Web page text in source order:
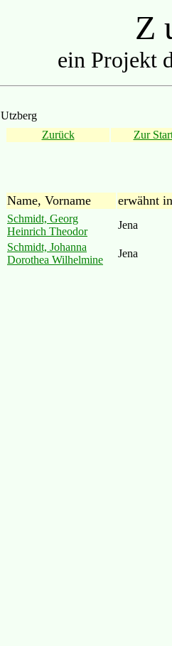
Z
ein Projekt
Utzberg
Zurück
Zur
Name, Vorname erwähnt in
Schmidt, Georg
Heinrich Theodor
Jena
Schmidt, Johanna
Dorothea Wilhelmine
Jena